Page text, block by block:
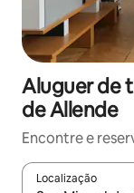
Aluguer de
de Allende
Encontre e
Localização